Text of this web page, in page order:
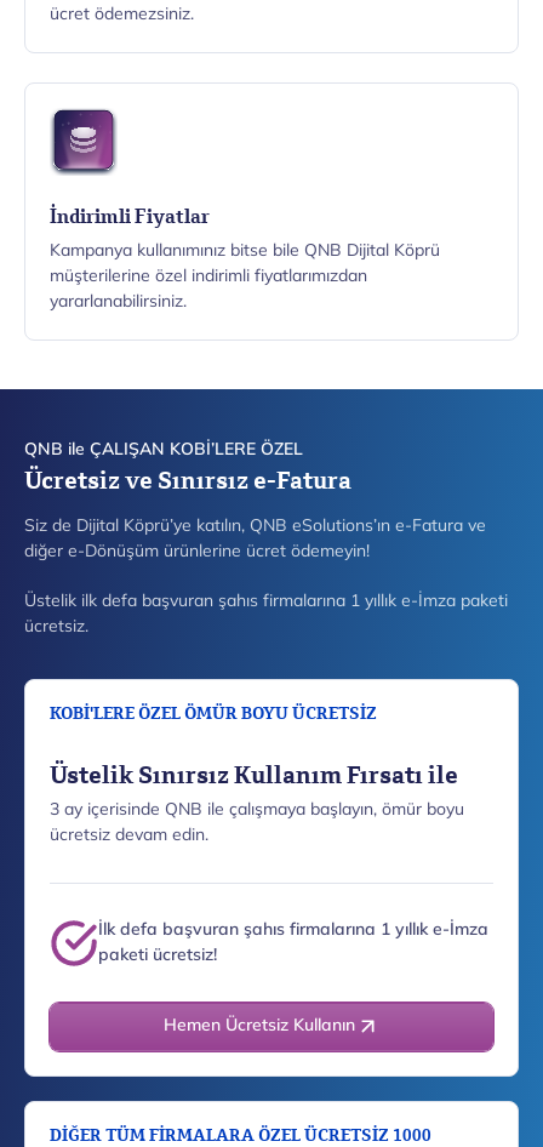
ücret ödemezsiniz.
İndirimli Fiyatlar
Kampanya kullanımınız bitse bile QNB Dijital Köprü
müşterilerine özel indirimli fiyatlarımızdan
yararlanabilirsiniz.
QNB ile ÇALIŞAN KOBİ’LERE ÖZEL
Ücretsiz ve Sınırsız e-Fatura
Siz de Dijital Köprü’ye katılın, QNB eSolutions’ın e-Fatura ve
diğer e-Dönüşüm ürünlerine ücret ödemeyin!
Üstelik ilk defa başvuran şahıs firmalarına 1 yıllık e-İmza paketi
ücretsiz.
KOBİ'LERE ÖZEL ÖMÜR BOYU ÜCRETSİZ
Üstelik Sınırsız Kullanım Fırsatı ile
3 ay içerisinde QNB ile çalışmaya başlayın, ömür boyu
ücretsiz devam edin.
İlk defa başvuran şahıs firmalarına 1 yıllık e-İmza
paketi ücretsiz!
Hemen Ücretsiz Kullanın
DİĞER TÜM FİRMALARA ÖZEL ÜCRETSİZ 1000